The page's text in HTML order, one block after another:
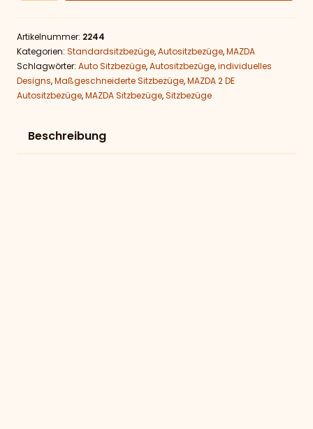
Artikelnummer: 2244
Kategorien: Standardsitzbezüge,Autositzbezüge,MAZDA
Schlagwörter: Auto Sitzbezüge,Autositzbezüge,individuelles
Designs,Maßgeschneiderte Sitzbezüge,MAZDA 2 DE
Autositzbezüge,MAZDA Sitzbezüge,Sitzbezüge
Beschreibung